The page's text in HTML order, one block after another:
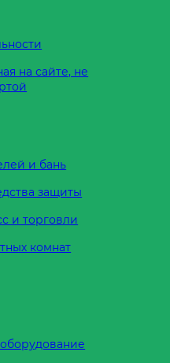
на сайте, не
и бань
защиты
и торговли
комнат